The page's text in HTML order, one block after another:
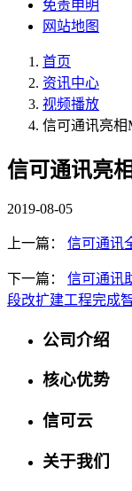
免责申明
网站地图
首页
资讯中心
视频播放
信可通讯亮相
信可通讯亮
2019-08-05
上一篇： 信可通讯
下一篇：
信可通讯
段改扩建工程完成
公司介绍
核心优势
信可云
关于我们